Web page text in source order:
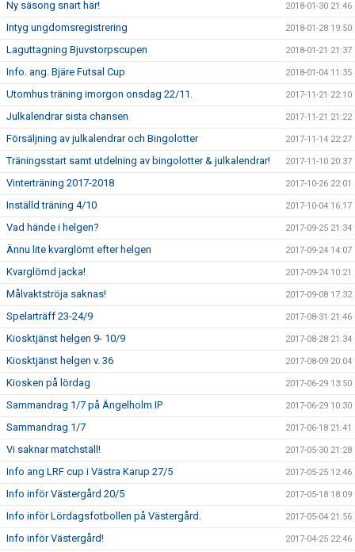
Ny säsong snart här! 2018-01-30 21:46
Intyg ungdomsregistrering 2018-01-28 19:50
Laguttagning Bjuvstorpscupen 2018-01-21 21:37
Info. ang. Bjäre Futsal Cup 2018-01-04 11:35
Utomhus träning imorgon onsdag 22/11. 2017-11-21 22:10
Julkalendrar sista chansen 2017-11-21 21:22
Försäljning av julkalendrar och Bingolotter 2017-11-14 22:27
Träningsstart samt utdelning av bingolotter & julkalendrar! 2017-11-10 20:37
Vinterträning 2017-2018 2017-10-26 22:01
Inställd träning 4/10 2017-10-04 16:17
Vad hände i helgen? 2017-09-25 21:34
Ännu lite kvarglömt efter helgen 2017-09-24 14:07
Kvarglömd jacka! 2017-09-24 10:21
Målvaktströja saknas! 2017-09-08 17:32
Spelarträff 23-24/9 2017-08-31 21:46
Kiosktjänst helgen 9- 10/9 2017-08-28 21:34
Kiosktjänst helgen v. 36 2017-08-09 20:04
Kiosken på lördag 2017-06-29 13:50
Sammandrag 1/7 på Ängelholm IP 2017-06-29 10:30
Sammandrag 1/7 2017-06-18 21:41
Vi saknar matchställ! 2017-05-30 21:28
Info ang LRF cup i Västra Karup 27/5 2017-05-25 12:46
Info inför Västergård 20/5 2017-05-18 18:09
Info inför Lördagsfotbollen på Västergård. 2017-05-04 21:56
Info inför Västergård! 2017-04-25 22:46